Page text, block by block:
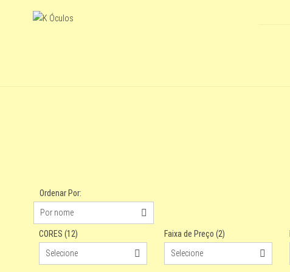
Ordenar Por:
Por nome
? Por nome
? Mais vendidos
CORES (12)
Selecione
Faixa de Preço (2)
Selecione